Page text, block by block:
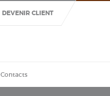
DEVENIR CLIENT
Contacts